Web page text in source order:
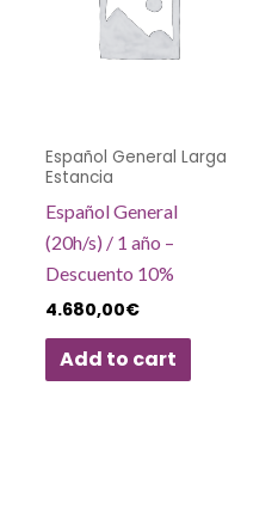
Español General Larga
Estancia
Español General
(20h/s) / 1 año –
Descuento 10%
4.680,00€
Add to cart